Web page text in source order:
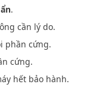
.
cần lý do.
phần cứng.
cứng.
hết bảo hành.